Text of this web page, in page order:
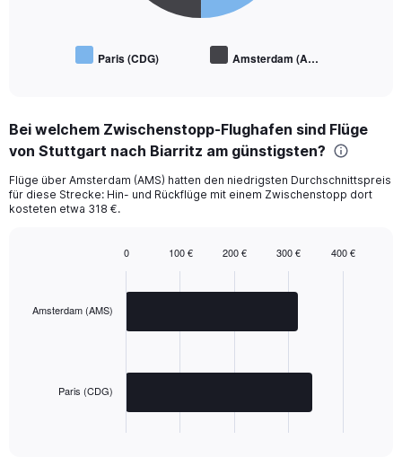
Paris (CDG) Amsterdam (A…
Bei welchem Zwischenstopp-Flughafen sind Flüge
von Stuttgart nach Biarritz am günstigsten?
Flüge über Amsterdam (AMS) hatten den niedrigsten Durchschnittspreis
für diese Strecke: Hin- und Rückflüge mit einem Zwischenstopp dort
kosteten etwa 318 €.
Amsterdam (AMS)
Paris (CDG)
0 100 € 200 € 300 € 400 €